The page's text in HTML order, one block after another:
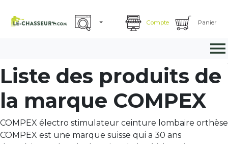
Compte Panier

Liste des produits de
la marque COMPEX
COMPEX électro stimulateur ceinture lombaire orthèse
COMPEX est une marque suisse qui a 30 ans